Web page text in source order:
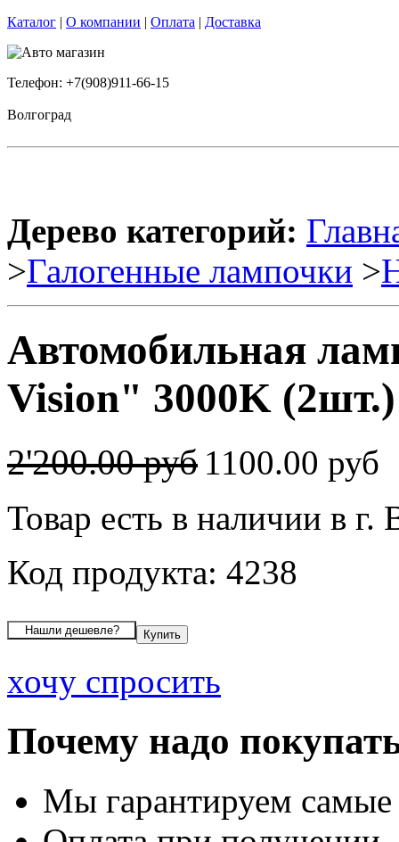
Каталог | О компании | Оплата | Доставка
Телефон: +7(908)911-66-15
Волгоград
Дерево категорий:
>Галогенные лампочки >
Автомобильная
Vision" 3000K (2шт.)
2'200.00 руб 1100.00 руб
Товар есть в наличии в г.
Код продукта: 4238
хочу спросить
Почему надо
Мы гарантируем